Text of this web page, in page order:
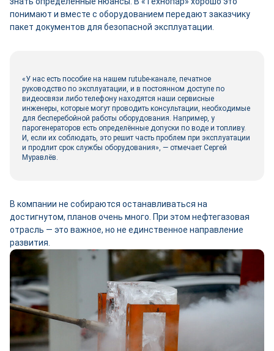
понимают и вместе с оборудованием передают заказчику
пакет документов для безопасной эксплуатации.
«У нас есть пособие на нашем rutube-канале, печатное
руководство по эксплуатации, и в постоянном доступе по
видеосвязи либо телефону находятся наши сервисные
инженеры, которые могут проводить консультации, необходимые
для бесперебойной работы оборудования. Например, у
парогенераторов есть определённые допуски по воде и топливу.
И, если их соблюдать, это решит часть проблем при эксплуатации
и продлит срок службы оборудования», ― отмечает Сергей
Муравлёв.
В компании не собираются останавливаться на
достигнутом, планов очень много. При этом нефтегазовая
отрасль ― это важное, но не единственное направление
развития.